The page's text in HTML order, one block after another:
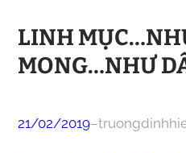
LINH
MONG…NHƯ
21/02/2019–